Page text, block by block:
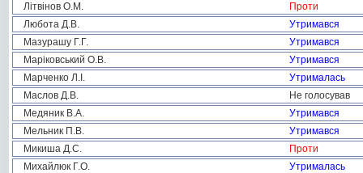
Літвінов О.М.
Проти
Любота Д.В.
Утримався
Мазурашу Г.Г.
Утримався
Маріковський О.В.
Утримався
Марченко Л.І.
Утрималась
Маслов Д.В.
Не голосував
Медяник В.А.
Утримався
Мельник П.В.
Утримався
Микиша Д.С.
Проти
Михайлюк Г.О.
Утрималась